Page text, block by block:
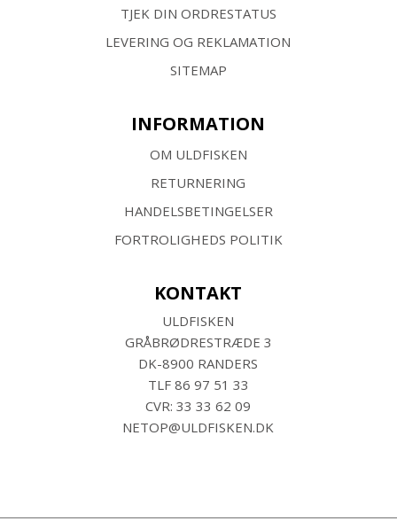
TJEK DIN ORDRESTATUS
LEVERING OG REKLAMATION
SITEMAP
INFORMATION
OM ULDFISKEN
RETURNERING
HANDELSBETINGELSER
FORTROLIGHEDS POLITIK
KONTAKT
ULDFISKEN
GRÅBRØDRESTRÆDE 3
DK-8900 RANDERS
TLF 86 97 51 33
CVR: 33 33 62 09
NETOP@ULDFISKEN.DK